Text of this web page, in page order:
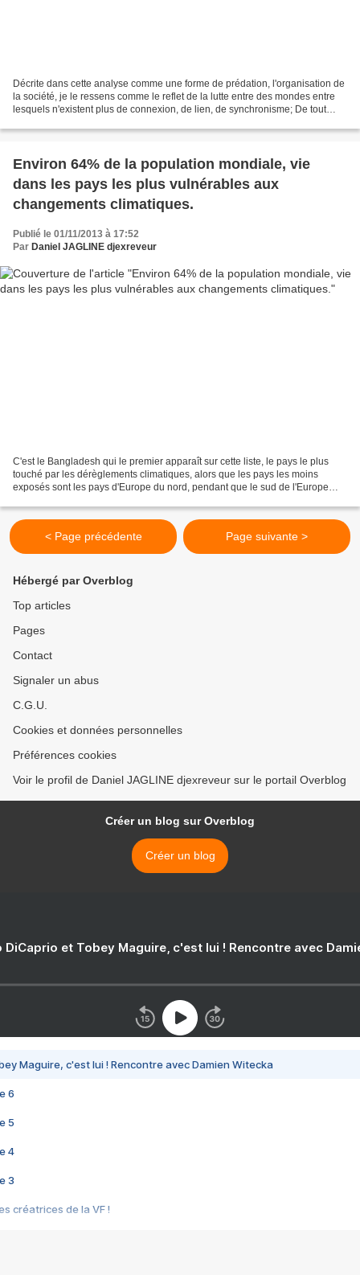
Décrite dans cette analyse comme une forme de prédation, l'organisation de
la société, je le ressens comme le reflet de la lutte entre des mondes entre
lesquels n'existent plus de connexion, de lien, de synchronisme; De tout
Environ 64% de la population mondiale, vie
dans les pays les plus vulnérables aux
changements climatiques.
Publié le 01/11/2013 à 17:52
Par Daniel JAGLINE djexreveur
C'est le Bangladesh qui le premier apparaît sur cette liste, le pays le plus
touché par les dérèglements climatiques, alors que les pays les moins
exposés sont les pays d'Europe du nord, pendant que le sud de l'Europe
< Page précédente Page suivante >
Hébergé par Overblog
Top articles
Pages
Contact
Signaler un abus
C.G.U.
Cookies et données personnelles
Préférences cookies
Voir le profil de Daniel JAGLINE djexreveur sur le portail Overblog
Créer un blog sur Overblog
Créer un blog
DiCaprio et Tobey Maguire, c'est lui ! Rencontre avec
Maguire, c'est lui ! Rencontre avec Damien Witecka
6
5
4
3
créatrices de la VF !